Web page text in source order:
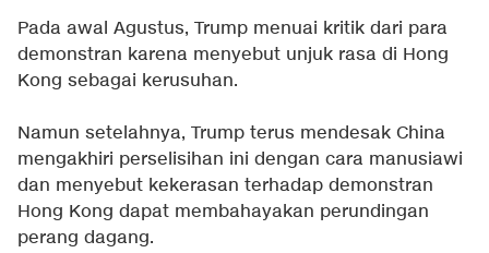
Pada awal Agustus, Trump menuai kritik dari para
demonstran karena menyebut unjuk rasa di Hong
Kong sebagai kerusuhan.
Namun setelahnya, Trump terus mendesak China
mengakhiri perselisihan ini dengan cara manusiawi
dan menyebut kekerasan terhadap demonstran
Hong Kong dapat membahayakan perundingan
perang dagang.